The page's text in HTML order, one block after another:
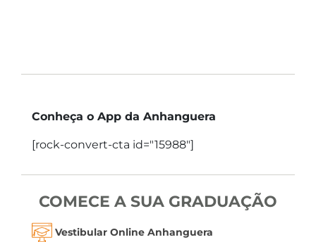
Conheça o App da Anhanguera
[rock-convert-cta id="15988"]
COMECE A SUA GRADUAÇÃO
Vestibular Online Anhanguera